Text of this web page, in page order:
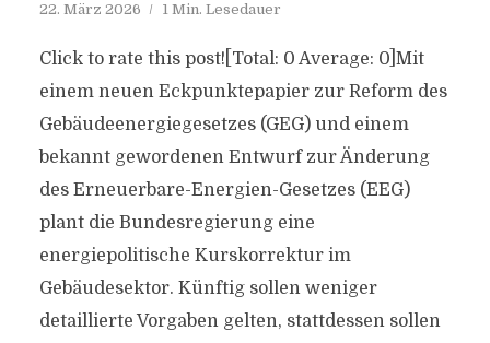
22. März 2026 1 Min. Lesedauer
Click to rate this post![Total: 0 Average: 0]Mit
einem neuen Eckpunktepapier zur Reform des
Gebäudeenergiegesetzes (GEG) und einem
bekannt gewordenen Entwurf zur Änderung
des Erneuerbare-Energien-Gesetzes (EEG)
plant die Bundesregierung eine
energiepolitische Kurskorrektur im
Gebäudesektor. Künftig sollen weniger
detaillierte Vorgaben gelten, stattdessen sollen